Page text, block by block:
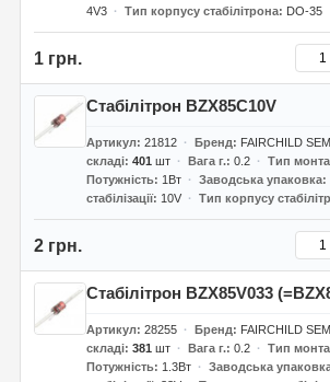
4V3
Тип корпусу стабілітрона DO-35
1 грн.
Стабілітрон BZX85C10V
Артикул 21812 Бренд FAIRCHILD
складі 401 шт Вага г. 0.2 Тип
Потужність
1Вт Заводська упаковка
стабілізації
10V Тип корпусу
2 грн.
Стабілітрон BZX85V033
Артикул 28255 Бренд FAIRCHILD
складі 381 шт Вага г. 0.2 Тип
Потужність
1.3Вт Заводська